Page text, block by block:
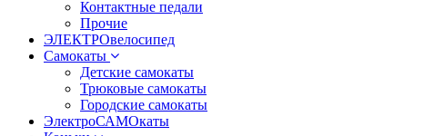
Контактные педали
Прочие
ЭЛЕКТРОвелосипед
Самокаты
Детские самокаты
Трюковые самокаты
Городские самокаты
ЭлектроСАМОкаты